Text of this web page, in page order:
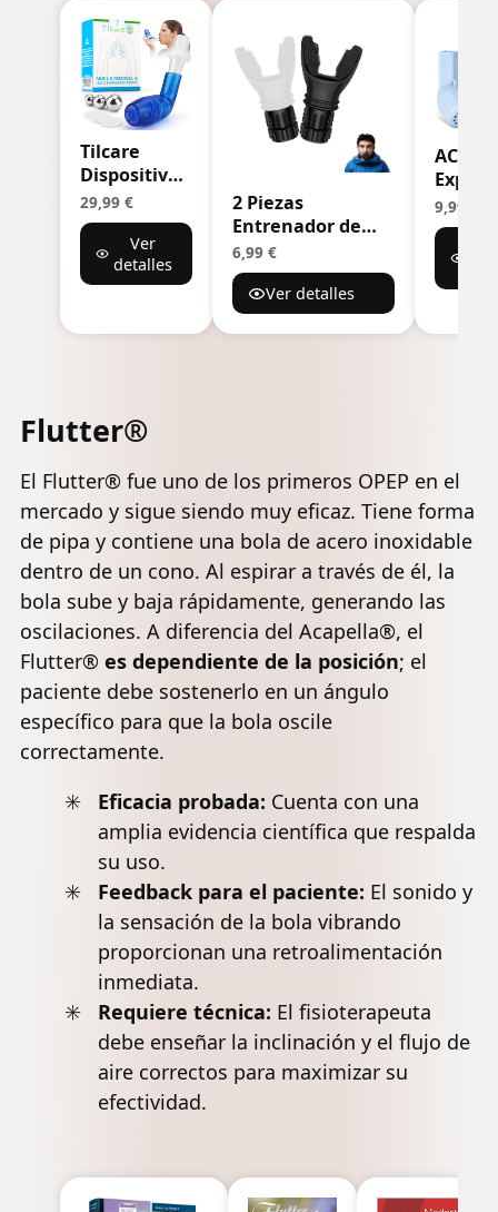
Tilcare
Dispositivo
de
Eliminación
de Moco y
Expansor de
Pulmón
- Ayuda de
Gran
para EPOC,
Asma,
Fibrosis
Quística o
Fumadores
29,99 €
Ver
detalles
2 Piezas
Entrenador de
Ejercicios
Respiratorios con
Resistencia
Ajustable -
Dispositivo
para Fisioterapia
y Deportes
6,99 €
Ver detalles
de
de
de
de
9,99 €
Flutter®
El Flutter® fue uno de los primeros OPEP en el
mercado y sigue siendo muy eficaz. Tiene forma
de pipa y contiene una bola de acero inoxidable
dentro de un cono. Al espirar a través de él, la
bola sube y baja rápidamente, generando las
oscilaciones. A diferencia del Acapella®, el
Flutter® es dependiente de la posición; el
paciente debe sostenerlo en un ángulo
específico para que la bola oscile
correctamente.
Eficacia probada: Cuenta con una
amplia evidencia científica que respalda
su uso.
Feedback para el paciente: El sonido y
la sensación de la bola vibrando
proporcionan una retroalimentación
inmediata.
Requiere técnica: El fisioterapeuta
debe enseñar la inclinación y el flujo de
aire correctos para maximizar su
efectividad.